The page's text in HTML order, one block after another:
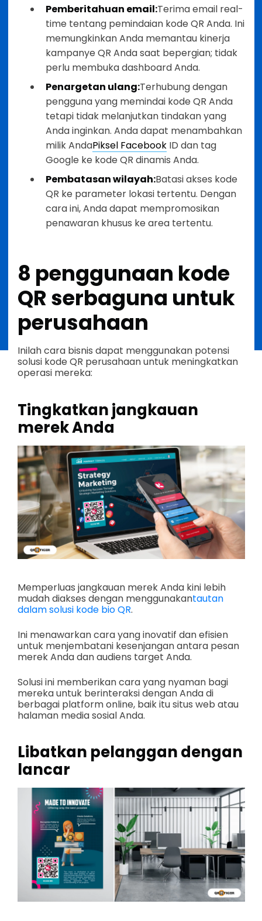
Pemberitahuan email:Terima email real-
time tentang pemindaian kode QR Anda. Ini
memungkinkan Anda memantau kinerja
kampanye QR Anda saat bepergian; tidak
perlu membuka dashboard Anda.
Penargetan ulang:Terhubung dengan
pengguna yang memindai kode QR Anda
tetapi tidak melanjutkan tindakan yang
Anda inginkan. Anda dapat menambahkan
milik AndaPiksel FacebookID dan tag
Google ke kode QR dinamis Anda.
Pembatasan wilayah:Batasi akses kode
QR ke parameter lokasi tertentu. Dengan
cara ini, Anda dapat mempromosikan
penawaran khusus ke area tertentu.
8 penggunaan kode
QR serbaguna untuk
perusahaan
Inilah cara bisnis dapat menggunakan potensi
solusi kode QR perusahaan untuk meningkatkan
operasi mereka:
Tingkatkan jangkauan
merek Anda
Memperluas jangkauan merek Anda kini lebih
mudah diakses dengan menggunakantautan
dalam solusi kode bio QR.
Ini menawarkan cara yang inovatif dan efisien
untuk menjembatani kesenjangan antara pesan
merek Anda dan audiens target Anda.
Solusi ini memberikan cara yang nyaman bagi
mereka untuk berinteraksi dengan Anda di
berbagai platform online, baik itu situs web atau
halaman media sosial Anda.
Libatkan pelanggan dengan
lancar